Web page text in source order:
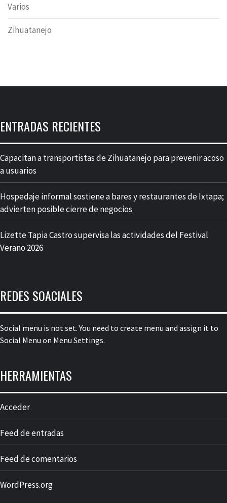
Varios
Zihuatanejo
ENTRADAS RECIENTES
Capacitan a transportistas de Zihuatanejo para prevenir acoso
a usuarios
Hospedaje informal sostiene a bares y restaurantes de Ixtapa;
advierten posible cierre de negocios
Lizette Tapia Castro supervisa las actividades del Festival
Verano 2026
REDES SOACIALES
Social menu is not set. You need to create menu and assign it to
Social Menu on Menu Settings.
HERRAMIENTAS
Acceder
Feed de entradas
Feed de comentarios
WordPress.org